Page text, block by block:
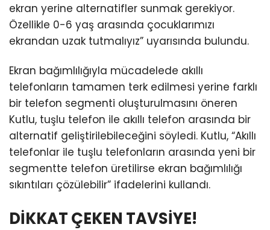
ekran yerine alternatifler sunmak gerekiyor.
Özellikle 0-6 yaş arasında çocuklarımızı
ekrandan uzak tutmalıyız” uyarısında bulundu.
Ekran bağımlılığıyla mücadelede akıllı
telefonların tamamen terk edilmesi yerine farklı
bir telefon segmenti oluşturulmasını öneren
Kutlu, tuşlu telefon ile akıllı telefon arasında bir
alternatif geliştirilebileceğini söyledi. Kutlu, “Akıllı
telefonlar ile tuşlu telefonların arasında yeni bir
segmentte telefon üretilirse ekran bağımlılığı
sıkıntıları çözülebilir” ifadelerini kullandı.
DİKKAT ÇEKEN TAVSİYE!